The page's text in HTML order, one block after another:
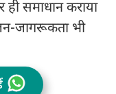
समाधान कराया
जागरूकता भी